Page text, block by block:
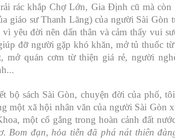
rác khắp Chợ Lớn, Gia Định cũ mà còn
giáo sư Thanh Lãng) của người Sài Gòn
yêu đời nên dấn thân và cảm thấy vui
đỡ người gặp khó khăn, mở tủ thuốc
mở quán cơm từ thiện giá rẻ, người
bộ sách Sài Gòn, chuyện đời của phố,
một xã hội nhân văn của người Sài
một cố gắng trong hoàn cảnh đất
Bom đạn, hỏa tiễn đã phá nát thiên